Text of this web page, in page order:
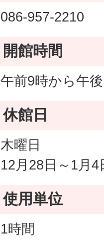
086-957-2210
開館時間
午前9時から午
休館日
木曜日
12月28日～1月4
使用単位
1時間